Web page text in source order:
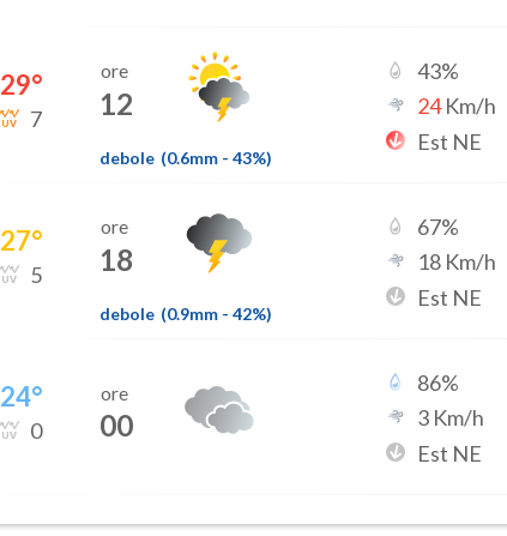
29°
7
ore
12
debole (0.6mm - 43%)
43%
24Km/h
Est NE
27°
5
ore
18
debole (0.9mm - 42%)
67%
18 Km/h
Est NE
24°
0
ore
00
86%
3 Km/h
Est NE